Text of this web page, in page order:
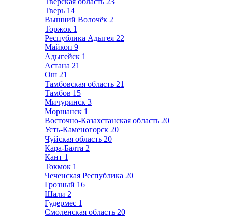
Тверь 14
Вышний Волочёк 2
Торжок 1
Республика Адыгея 22
Майкоп 9
Адыгейск 1
Астана 21
Ош 21
Тамбовская область 21
Тамбов 15
Мичуринск 3
Моршанск 1
Восточно-Казахстанская область 20
Усть-Каменогорск 20
Чуйская область 20
Кара-Балта 2
Кант 1
Токмок 1
Чеченская Республика 20
Грозный 16
Шали 2
Гудермес 1
Смоленская область 20